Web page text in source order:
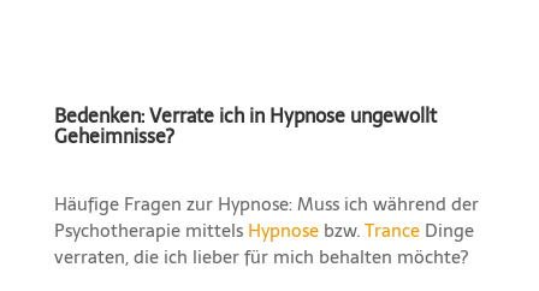
Bedenken: Verrate ich in Hypnose ungewollt
Geheimnisse?
Häufige Fragen zur Hypnose: Muss ich während der
Psychotherapie mittels Hypnosebzw.Trance Dinge
verraten, die ich lieber für mich behalten möchte?